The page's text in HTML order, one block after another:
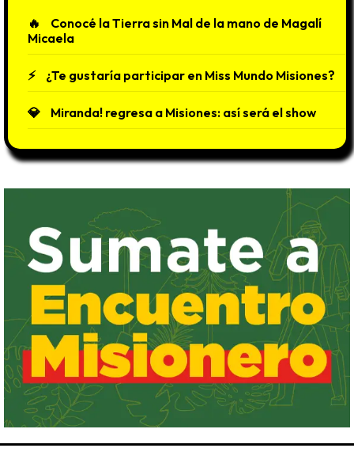
Conocé la Tierra sin Mal de la mano de Magalí
Micaela
¿Te gustaría participar en Miss Mundo Misiones?
Miranda! regresa a Misiones: así será el show